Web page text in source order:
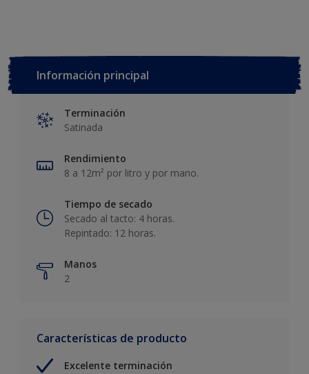
Información principal
Terminación
Satinada
Rendimiento
8 a 12m² por litro y por mano.
Tiempo de secado
Secado al tacto: 4 horas.
Repintado: 12 horas.
Manos
2
Características de producto
Excelente terminación